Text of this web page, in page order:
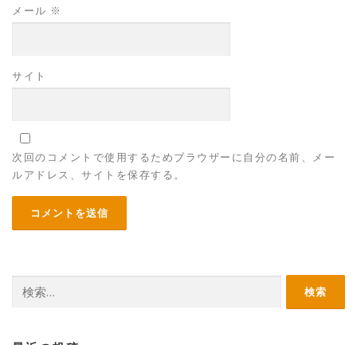
メール ※
サイト
次回のコメントで使用するためブラウザーに自分の名前、メー
ルアドレス、サイトを保存する。
索: